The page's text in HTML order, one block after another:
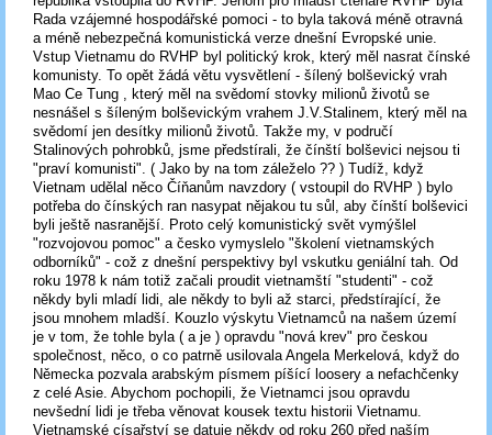
Rada vzájemné hospodářské pomoci - to byla taková méně otravná
a méně nebezpečná komunistická verze dnešní Evropské unie.
Vstup Vietnamu do RVHP byl politický krok, který měl nasrat čínské
komunisty. To opět žádá větu vysvětlení - šílený bolševický vrah
Mao Ce Tung , který měl na svědomí stovky milionů životů se
nesnášel s šíleným bolševickým vrahem J.V.Stalinem, který měl na
svědomí jen desítky milionů životů. Takže my, v područí
Stalinových pohrobků, jsme předstírali, že čínští bolševici nejsou ti
"praví komunisti". ( Jako by na tom záleželo ?? ) Tudíž, když
Vietnam udělal něco Číňanům navzdory ( vstoupil do RVHP ) bylo
potřeba do čínských ran nasypat nějakou tu sůl, aby čínští bolševici
byli ještě nasranější. Proto celý komunistický svět vymýšlel
"rozvojovou pomoc" a česko vymyslelo "školení vietnamských
odborníků" - což z dnešní perspektivy byl vskutku geniální tah. Od
roku 1978 k nám totiž začali proudit vietnamští "studenti" - což
někdy byli mladí lidi, ale někdy to byli až starci, předstírající, že
jsou mnohem mladší. Kouzlo výskytu Vietnamců na našem území
je v tom, že tohle byla ( a je ) opravdu "nová krev" pro českou
společnost, něco, o co patrně usilovala Angela Merkelová, když do
Německa pozvala arabským písmem píšící loosery a nefachčenky
z celé Asie. Abychom pochopili, že Vietnamci jsou opravdu
nevšední lidi je třeba věnovat kousek textu historii Vietnamu.
Vietnamské císařství se datuje někdy od roku 260 před naším